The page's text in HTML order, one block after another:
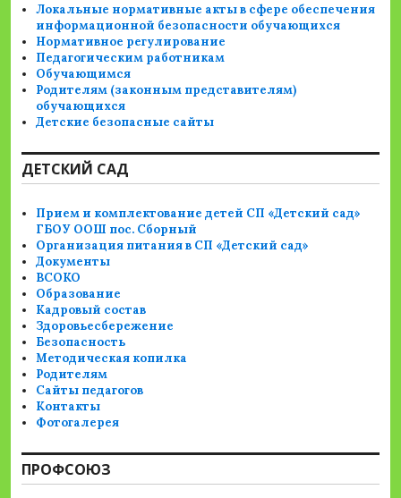
Локальные нормативные акты в сфере обеспечения
информационной безопасности обучающихся
Нормативное регулирование
Педагогическим работникам
Обучающимся
Родителям (законным представителям)
обучающихся
Детские безопасные сайты
ДЕТСКИЙ САД
Прием и комплектование детей СП «Детский сад»
ГБОУ ООШ пос. Сборный
Организация питания в СП «Детский сад»
Документы
ВСОКО
Образование
Кадровый состав
Здоровьесбережение
Безопасность
Методическая копилка
Родителям
Сайты педагогов
Контакты
Фотогалерея
ПРОФСОЮЗ